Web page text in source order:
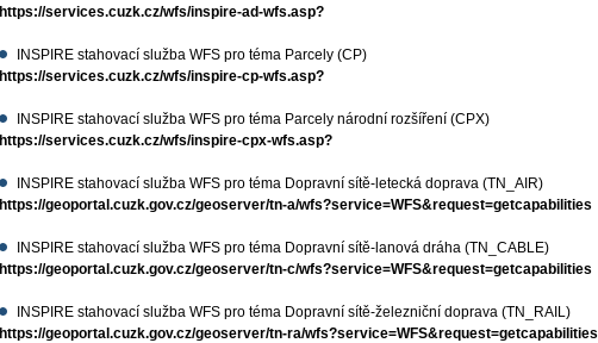
https://services.cuzk.cz/wfs/inspire-ad-wfs.asp?
INSPIRE stahovací služba WFS pro téma Parcely (CP)
https://services.cuzk.cz/wfs/inspire-cp-wfs.asp?
INSPIRE stahovací služba WFS pro téma Parcely národní rozšíření (CPX)
https://services.cuzk.cz/wfs/inspire-cpx-wfs.asp?
INSPIRE stahovací služba WFS pro téma Dopravní sítě-letecká doprava (TN_AIR)
https://geoportal.cuzk.gov.cz/geoserver/tn-a/wfs?service=WFS&request=getcapabilities
INSPIRE stahovací služba WFS pro téma Dopravní sítě-lanová dráha (TN_CABLE)
https://geoportal.cuzk.gov.cz/geoserver/tn-c/wfs?service=WFS&request=getcapabilities
INSPIRE stahovací služba WFS pro téma Dopravní sítě-železniční doprava (TN_RAIL)
https://geoportal.cuzk.gov.cz/geoserver/tn-ra/wfs?service=WFS&request=getcapabilities